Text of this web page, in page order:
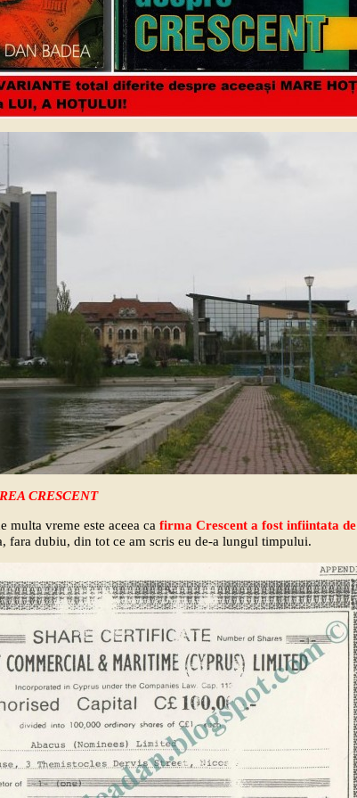
CRESCENT
multa vreme este aceea ca firma Crescent a fost infiintata de
fara dubiu, din tot ce am scris eu de-a lungul timpului.